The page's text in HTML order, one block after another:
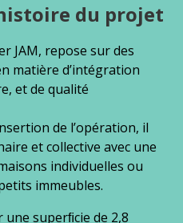
du projet
JAM, repose sur des
matière d’intégration
et de qualité
de l’opération, il
et collective avec une
individuelles ou
immeubles.
superﬁcie de 2,8